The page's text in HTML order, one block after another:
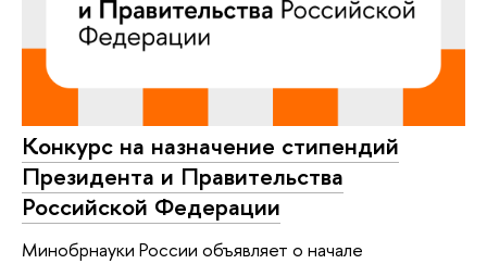
Конкурс на назначение стипендий
Президента и Правительства
Российской Федерации
Минобрнауки России объявляет о начале